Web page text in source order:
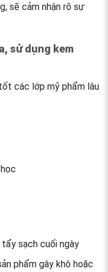
sẽ cảm nhận rõ sự
sử dụng kem
các lớp mỹ phẩm lâu
sạch cuối ngày
phẩm gây khô hoặc